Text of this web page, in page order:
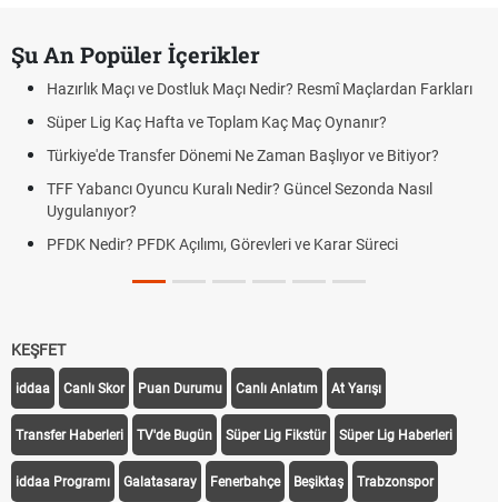
Şu An Popüler İçerikler
Hazırlık Maçı ve Dostluk Maçı Nedir? Resmî Maçlardan Farkları
Süper Lig Kaç Hafta ve Toplam Kaç Maç Oynanır?
Türkiye'de Transfer Dönemi Ne Zaman Başlıyor ve Bitiyor?
TFF Yabancı Oyuncu Kuralı Nedir? Güncel Sezonda Nasıl
Uygulanıyor?
PFDK Nedir? PFDK Açılımı, Görevleri ve Karar Süreci
KEŞFET
iddaa Canlı Skor Puan Durumu Canlı Anlatım At Yarışı
Transfer Haberleri TV'de Bugün Süper Lig Fikstür Süper Lig Haberleri
iddaa Programı Galatasaray Fenerbahçe Beşiktaş Trabzonspor